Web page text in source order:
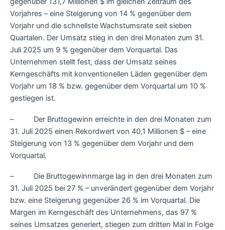
Vorjahres – eine Steigerung von 14 % gegenüber dem
Vorjahr und die schnellste Wachstumsrate seit sieben
Quartalen. Der Umsatz stieg in den drei Monaten zum 31.
Juli 2025 um 9 % gegenüber dem Vorquartal. Das
Unternehmen stellt fest, dass der Umsatz seines
Kerngeschäfts mit konventionellen Läden gegenüber dem
Vorjahr um 18 % bzw. gegenüber dem Vorquartal um 10 %
gestiegen ist.
– Der Bruttogewinn erreichte in den drei Monaten zum
31. Juli 2025 einen Rekordwert von 40,1 Millionen $ – eine
Steigerung von 13 % gegenüber dem Vorjahr und dem
Vorquartal.
– Die Bruttogewinnmarge lag in den drei Monaten zum
31. Juli 2025 bei 27 % – unverändert gegenüber dem Vorjahr
bzw. eine Steigerung gegenüber 26 % im Vorquartal. Die
Margen im Kerngeschäft des Unternehmens, das 97 %
seines Umsatzes generiert, stiegen zum dritten Mal in Folge